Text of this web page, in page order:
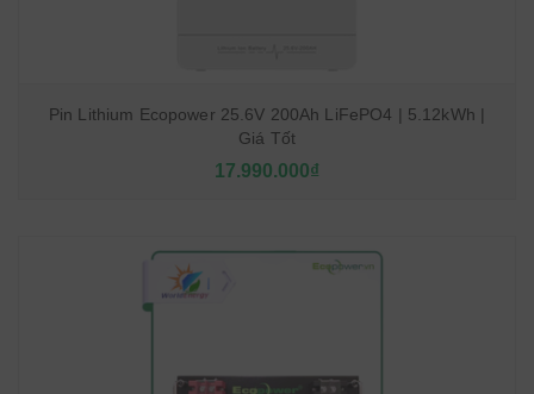
Pin Lithium Ecopower 25.6V 200Ah LiFePO4 | 5.12kWh |
Giá Tốt
17.990.000₫